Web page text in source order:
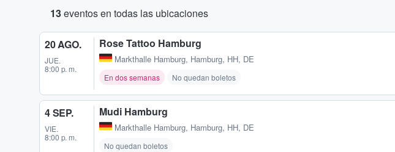
13eventos en todas las ubicaciones
20 AGO.
JUE.
8:00 p. m.
Rose Tattoo Hamburg
Markthalle Hamburg, Hamburg, HH, DE
En dos semanas No quedan boletos
4 SEP.
VIE.
8:00 p. m.
Mudi Hamburg
Markthalle Hamburg, Hamburg, HH, DE
No quedan boletos